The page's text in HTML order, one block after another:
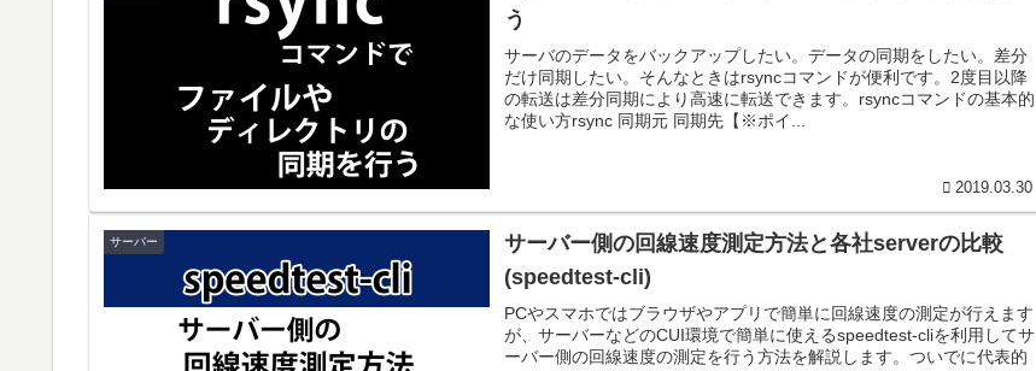
う
サーバのデータをバックアップしたい。データの同期をしたい。差分
だけ同期したい。そんなときはrsyncコマンドが便利です。2度目以降
の転送は差分同期により高速に転送できます。rsyncコマンドの基本的
な使い方rsync 同期元 同期先【※ポイ...
2019.03.30
サーバー
サーバー側の回線速度測定方法と各社serverの比較
(speedtest-cli)
PCやスマホではブラウザやアプリで簡単に回線速度の測定が行えます
が、サーバーなどのCUI環境で簡単に使えるspeedtest-cliを利用してサ
ーバー側の回線速度の測定を行う方法を解説します。ついでに代表的